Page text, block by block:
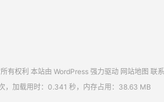
有权利 本站由 WordPress 强力驱动 网站地图 联
，加载用时：0.341 秒，内存占用：38.63 MB